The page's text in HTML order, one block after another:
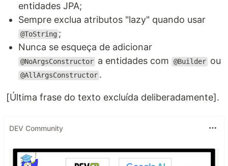
entidades JPA;
Sempre exclua atributos "lazy" quando usar
@ToString ;
Nunca se esqueça de adicionar
@NoArgsConstructor a entidades com @Builder ou
@AllArgsConstructor .
[Última frase do texto excluída deliberadamente].
DEV Community